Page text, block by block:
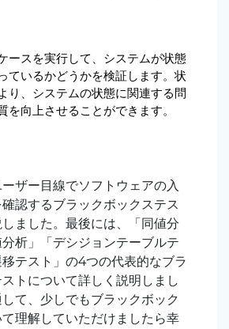
ースを実行して、システムが状態
ているかどうかを検証します。状
り、システムの状態に関連する問
を向上させることができます。
ザー目線でソフトウェアの入
認するブラックボックステス
しました。最後には、「同値分
析」「デシジョンテーブルテ
テスト」の4つの代表的なブラ
トについて詳しく説明しまし
て、少しでもブラックボック
理解していただけましたら幸